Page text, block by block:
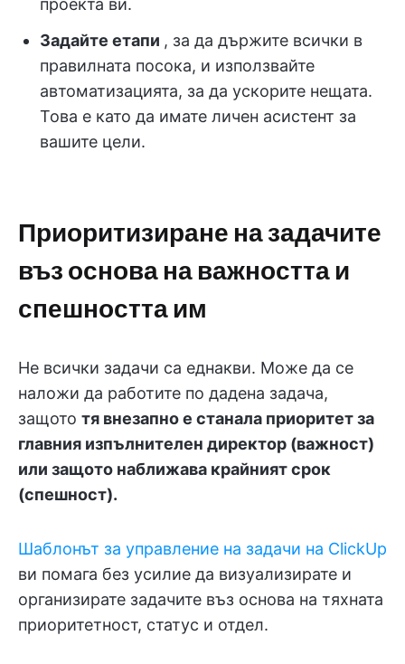
проекта ви.
Задайте етапи , за да държите всички в
правилната посока, и използвайте
автоматизацията, за да ускорите нещата.
Това е като да имате личен асистент за
вашите цели.
Приоритизиране на задачите
въз основа на важността и
спешността им
Не всички задачи са еднакви. Може да се
наложи да работите по дадена задача,
защото тя внезапно е станала приоритет за
главния изпълнителен директор (важност)
или защото наближава крайният срок
(спешност).
Шаблонът за управление на задачи на ClickUp
ви помага без усилие да визуализирате и
организирате задачите въз основа на тяхната
приоритетност, статус и отдел.